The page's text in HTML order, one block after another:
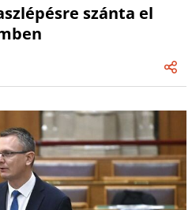
szánta el